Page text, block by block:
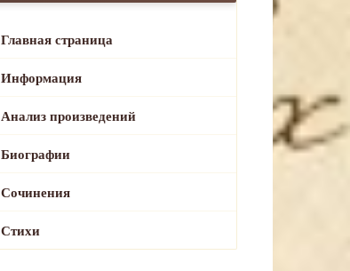
Главная страница
Информация
Анализ произведений
Биографии
Сочинения
Стихи